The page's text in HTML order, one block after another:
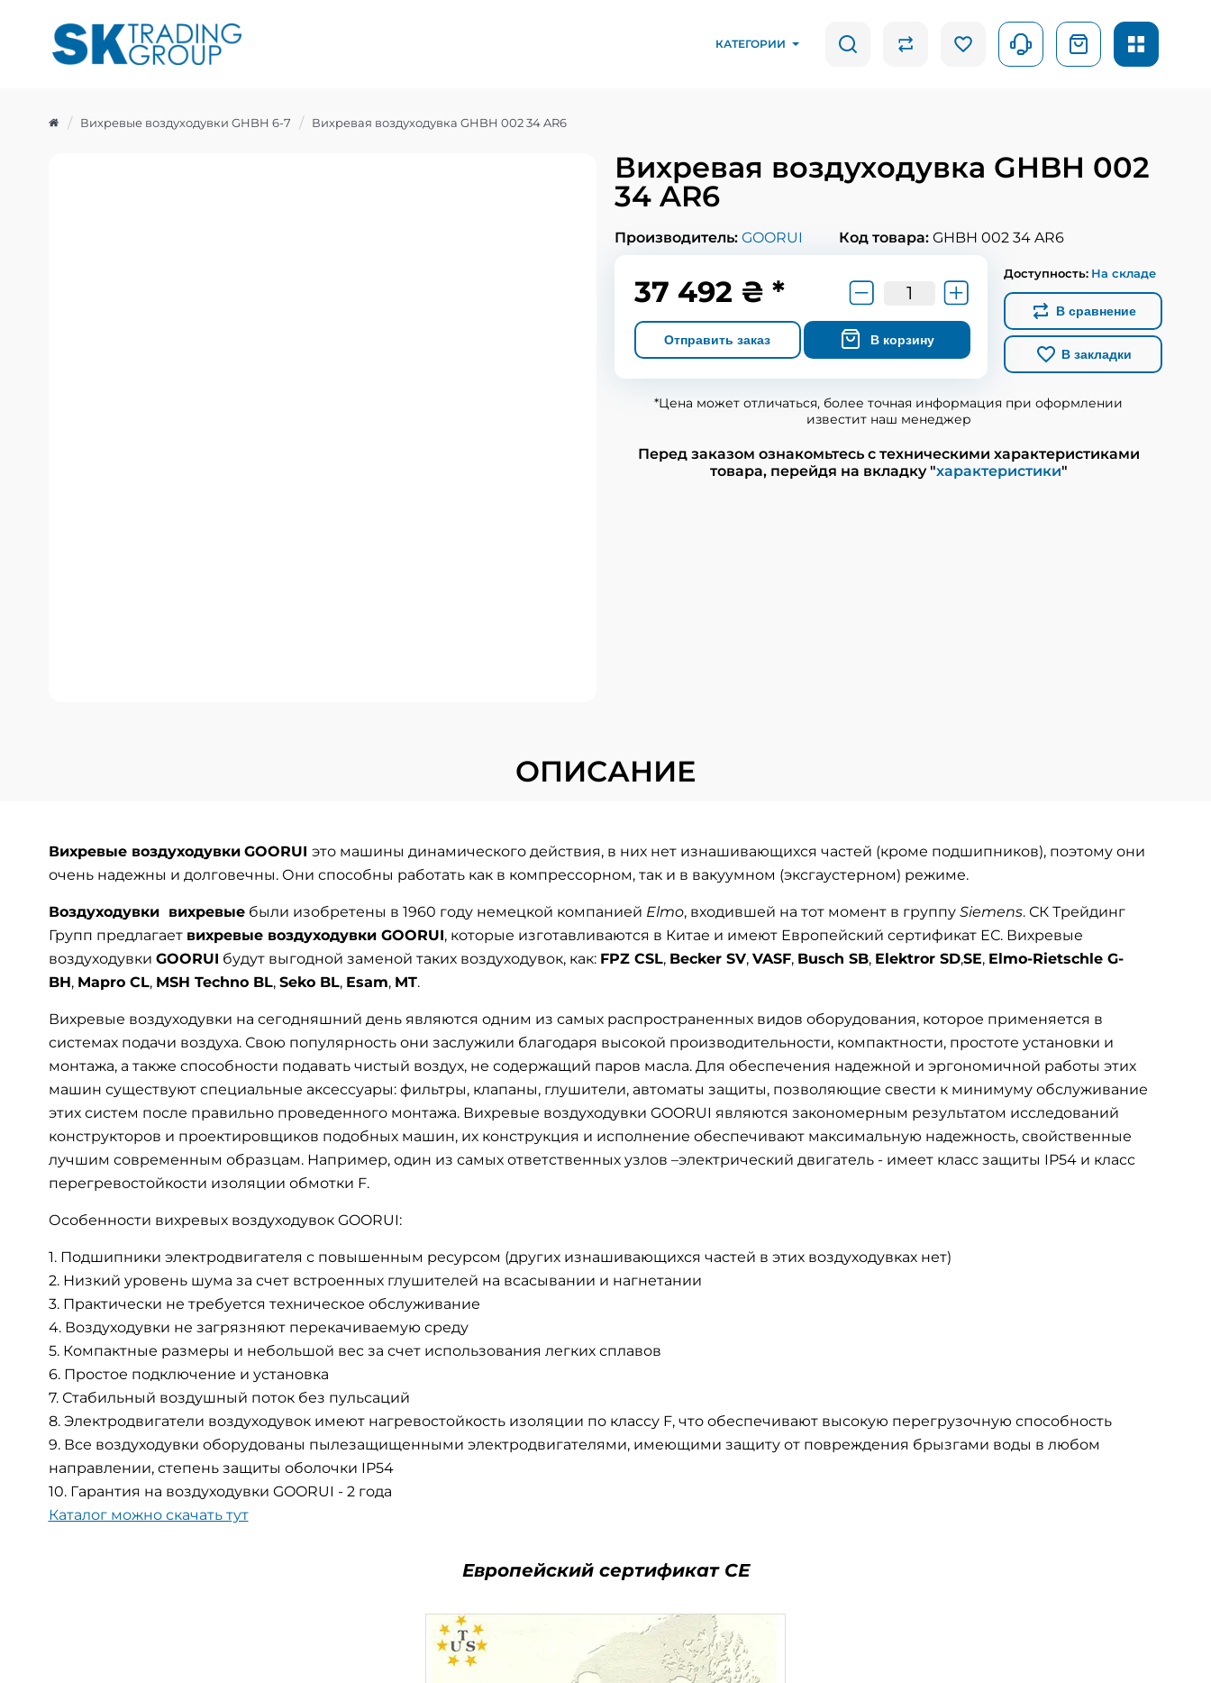
КАТЕГОРИИ
Вихревые воздуходувки GHBH 6-7 Вихревая воздуходувка GHBH 002 34 AR6
Вихревая воздуходувка GHBH 002
34 AR6
Производитель: GOORUI Код товара: GHBH 002 34 AR6
37 492 ₴ *
Отправить заказ В корзину
Доступность: На складе
В сравнение
В закладки
*Цена может отличаться, более точная информация при оформлении
известит наш менеджер
Перед заказом ознакомьтесь с техническими характеристиками
товара, перейдя на вкладку "характеристики"
ОПИСАНИЕ
Вихревые воздуходувки GOORUI это машины динамического действия, в них нет изнашивающихся частей (кроме подшипников), поэтому они
очень надежны и долговечны. Они способны работать как в компрессорном, так и в вакуумном (эксгаустерном) режиме.
Воздуходувки вихревыебыли изобретены в 1960 году немецкой компанией Elmo, входившей на тот момент в группу Siemens. СК Трейдинг
Групп предлагает вихревые воздуходувки GOORUI, которые изготавливаются в Китае и имеют Европейский сертификат ЕС. Вихревые
воздуходувки GOORUI будут выгодной заменой таких воздуходувок, как: FPZ CSL, Becker SV, VASF, Busch SB, Elektror SD,SE, Elmo-Rietschle G-
BH, Mapro CL, MSH Techno BL, Seko BL, Esam, MT.
Вихревые воздуходувки на сегодняшний день являются одним из самых распространенных видов оборудования, которое применяется в
системах подачи воздуха. Свою популярность они заслужили благодаря высокой производительности, компактности, простоте установки и
монтажа, а также способности подавать чистый воздух, не содержащий паров масла. Для обеспечения надежной и эргономичной работы этих
машин существуют специальные аксессуары: фильтры, клапаны, глушители, автоматы защиты, позволяющие свести к минимуму обслуживание
этих систем после правильно проведенного монтажа. Вихревые воздуходувки GOORUI являются закономерным результатом исследований
конструкторов и проектировщиков подобных машин, их конструкция и исполнение обеспечивают максимальную надежность, свойственные
лучшим современным образцам. Например, один из самых ответственных узлов –электрический двигатель - имеет класс защиты IP54 и класс
перегревостойкости изоляции обмотки F.
Особенности вихревых воздуходувок GOORUI:
Подшипники электродвигателя с повышенным ресурсом (других изнашивающихся частей в этих воздуходувках нет)
Низкий уровень шума за счет встроенных глушителей на всасывании и нагнетании
Практически не требуется техническое обслуживание
Воздуходувки не загрязняют перекачиваемую среду
Компактные размеры и небольшой вес за счет использования легких сплавов
Простое подключение и установка
Стабильный воздушный поток без пульсаций
Электродвигатели воздуходувок имеют нагревостойкость изоляции по классу F, что обеспечивают высокую перегрузочную способность
Все воздуходувки оборудованы пылезащищенными электродвигателями, имеющими защиту от повреждения брызгами воды в любом
направлении, степень защиты оболочки IP54
Гарантия на воздуходувки GOORUI - 2 года
Каталог можно скачать тут
Европейский сертификат СЕ